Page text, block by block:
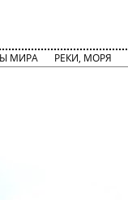
МИРА РЕКИ, МОРЯ